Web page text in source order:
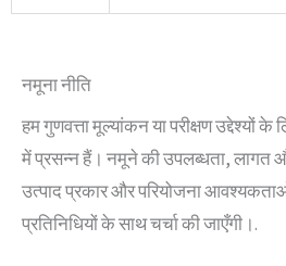
नमूना नीति
हम गुणवत्ता मूल्यांकन या परीक्षण उद्देश्यों
में प्रसन्न हैं। नमूने की उपलब्धता, लागत
उत्पाद प्रकार और परियोजना
प्रतिनिधियों के साथ चर्चा की जाएँगी।.